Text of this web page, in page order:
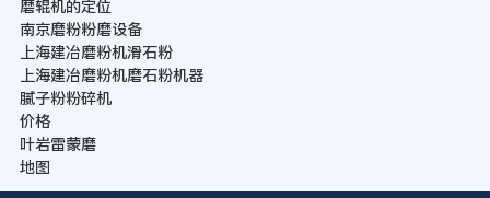
磨辊机的定位
南京磨粉粉磨设备
上海建冶磨粉机滑石粉
上海建冶磨粉机磨石粉机器
腻子粉粉碎机
价格
叶岩雷蒙磨
地图